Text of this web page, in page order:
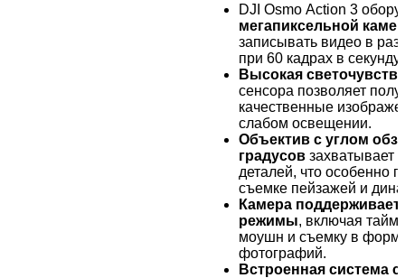
DJI Osmo Action 3
мегапиксельной
записывать видео в
при 60 кадрах в секунду.
Высокая
сенсора позволяет
качественные
слабом освещении.
Объектив с углом
градусов захватывает
деталей, что особенно
съемке пейзажей и
Камера
режимы, включая
моушн и съемку в
фотографий.
Встроенная система